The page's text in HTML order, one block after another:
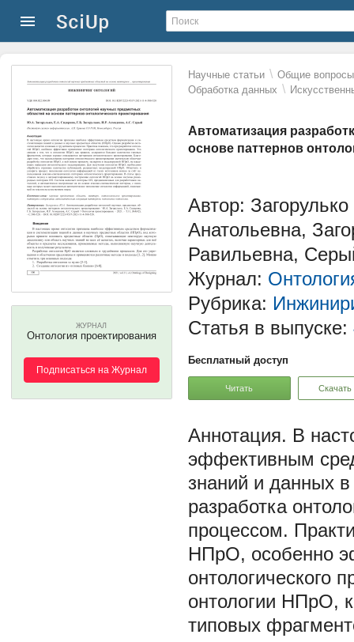
Научные статьи \ Общие вопросы
Обработка данных \
Автоматизация
основе паттернов
ЖУРНАЛ
Онтология проектирования
Подписаться на Журнал
Автор:
Анатольевна,
Равильевна,
Журнал:
Рубрика:
Статья в выпуске:
Бесплатный доступ
Читать Скачать
В
эффективным
знаний и данных
разработка
процессом.
НПрО, особенно
онтологического
онтологии НПрО,
типовых